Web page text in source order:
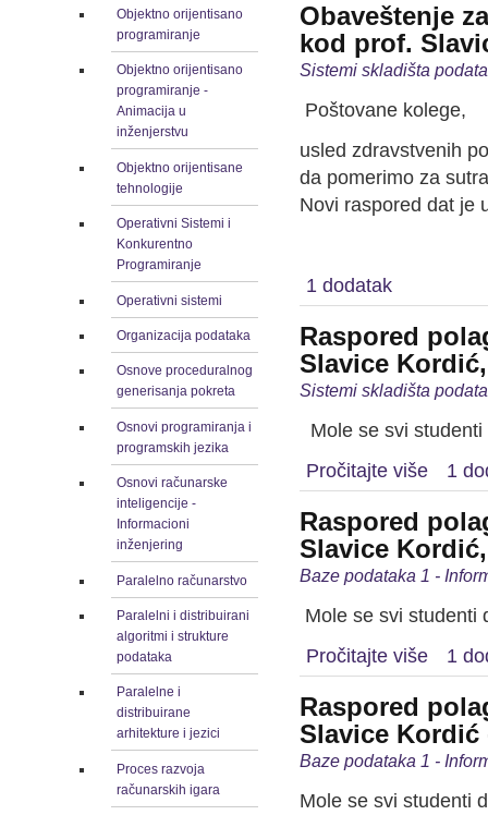
Objektno orijentisano
programiranje
Objektno orijentisano
programiranje -
Animacija u
inženjerstvu
Objektno orijentisane
tehnologije
Operativni Sistemi i
Konkurentno
Programiranje
Operativni sistemi
Organizacija podataka
Osnove proceduralnog
generisanja pokreta
Osnovi programiranja i
programskih jezika
Osnovi računarske
inteligencije -
Informacioni
inženjering
Paralelno računarstvo
Paralelni i distribuirani
algoritmi i strukture
podataka
Paralelne i
distribuirane
arhitekture i jezici
Proces razvoja
računarskih igara
Obaveštenje
kod prof.
Sistemi skladišta
Poštovane kolege,
usled zdravstvenih
da pomerimo za
Novi raspored dat je
1 dodatak
Raspored
Slavice
Sistemi skladišta
Mole se svi
Pročitajte više
1
Raspored
Slavice
Baze podataka 1 -
Mole se svi studenti
Pročitajte više
1
Raspored
Slavice Kordić
Baze podataka 1 -
Mole se svi studenti